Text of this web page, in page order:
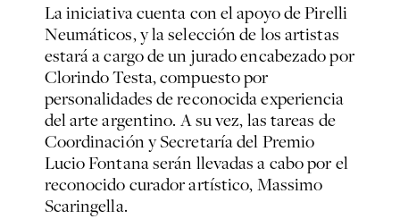
La iniciativa cuenta con el apoyo de Pirelli
Neumáticos, y la selección de los artistas
estará a cargo de un jurado encabezado por
Clorindo Testa, compuesto por
personalidades de reconocida experiencia
del arte argentino. A su vez, las tareas de
Coordinación y Secretaría del Premio
Lucio Fontana serán llevadas a cabo por el
reconocido curador artístico, Massimo
Scaringella.